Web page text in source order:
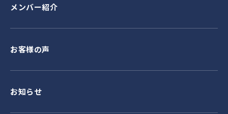
メンバー紹介
お客様の声
お知らせ